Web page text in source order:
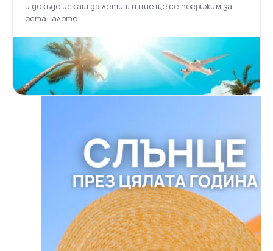
и докъде искаш да летиш и ние ще се погрижим за
останалото.